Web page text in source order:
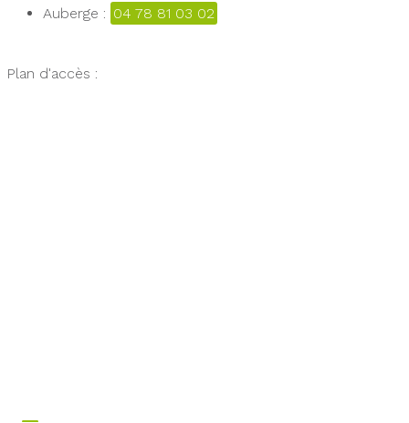
Auberge : 04 78 81 03 02
Plan d'accès :